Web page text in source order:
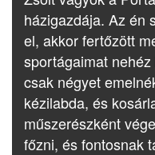
házigazdája. Az én
el, akkor fertőzött
sportágaimat
csak négyet
kézilabda, és
műszerészként
főzni, és fontosnak